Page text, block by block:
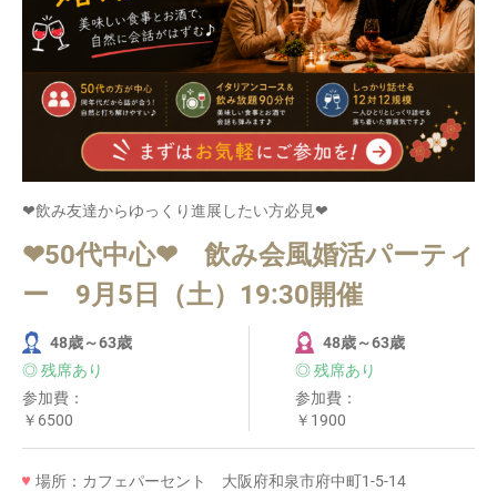
❤飲み友達からゆっくり進展したい方必見❤
❤50代中心❤ 飲み会風婚活パーティ
ー 9月5日（土）19:30開催
48歳～63歳
◎ 残席あり
参加費：
￥6500
48歳～63歳
◎ 残席あり
参加費：
￥1900
場所：カフェパーセント 大阪府和泉市府中町1-5-14